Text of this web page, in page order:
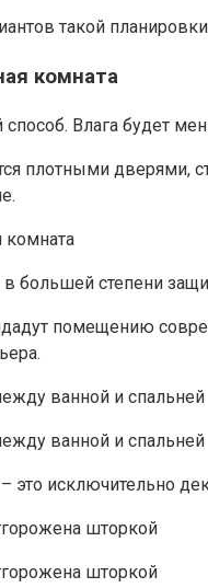
такой
комната
Влага будет
плотными дверями,
большей степени
помещению
это исключительно